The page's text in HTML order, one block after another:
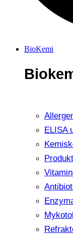
BioKemi
ELISA